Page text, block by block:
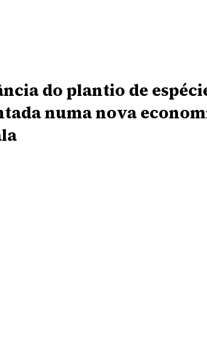
do plantio de
numa nova